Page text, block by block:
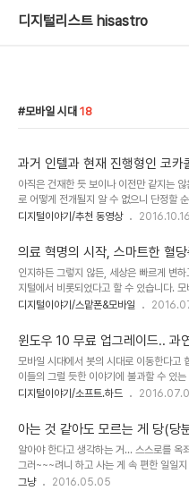
디지털리스트 hisastro
모바일 시대 18
과거 인텔과 현재 진행형인 코카
아직은 건재한 듯 보이나 이전만 같지는
로 어떻게 전개될지 알 수 없으니 단정할
시간 안에 잊혀질 수도 있으리라 예상합
시절을 살았던 이들의 기억 속에 명확히 각
습니다. 이를 감안하면 그 이름의 인지도
들을 엮어 전달하기 좋아하는 호사가들을
이라고 생각됩니다. 당시 인텔의 광고는
도 전략적으로 아주 영민한 인텔이었다는
것이라고 할 수 있으니까요. 인텔..
디지털이야기/추천 동영상 2016.10.16
의료 혁명의 시작, 스마트한 혈
5
인지하든 그렇지 않든, 세상은 빠르게 변
지털에서 비롯되었다고 할 수 있습니다.
의 아이폰 출시를 기점으로 시작된 이 흐름
요하지만, 그렇다고 그 변화가 각자의 이해
지는 않습니다. 지금은 나아졌지만 얼마
시 병원 진료를 받아야 했습니다. 정기 건
때문이었죠. 2013년 11월의 일입니다. 그
뇨약은 물론이고, 혈당측정기로 당뇨 수치
나 착잡했는지 모릅니다.온라인..
디지털이야기/스맡폰&모바일
윈도우 10 무료 업그레이드.. 과
제로 종료할까?!
모바일 시대에서 봇의 시대로 이동한다고
이들의 그럴 듯한 이야기에 불과할 수 있
린 말이라고 할 수도 없습니다. 인공지능이
그럴듯 하니 보고 싶고, 자시만의 생각대로
운 시대가 도래한다는 식으로 곡해하는 건
바람 몰이 중심에는 MS가 있습니다. 모바
가까운 세월을 떠올리며 이를 갈았을 MS
국면을 맞이하고 싶기도 했을 겁니다. 아니
디지털이야기/소프트.하드
아는 것 같아도 모르는 게 당(당
알아야 한다고 생각하는 거... 스스로를 옥
그러~~~려니 하고 사는 게 속 편한 일일
렇게 하고 싶어도 못하는 건 태생이 그래서
그냥 2016.05.05